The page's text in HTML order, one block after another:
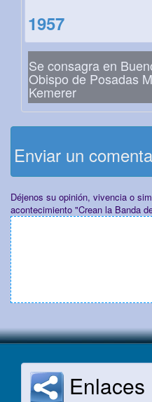
1957
Se consagra en
Obispo de Posadas
Kemerer
Enviar un
Déjenos su opinión, vivencia o
acontecimiento "Crean la Banda
Enlaces